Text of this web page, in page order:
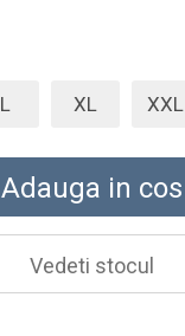
L XL XXL
Adauga in cos
Vedeti stocul